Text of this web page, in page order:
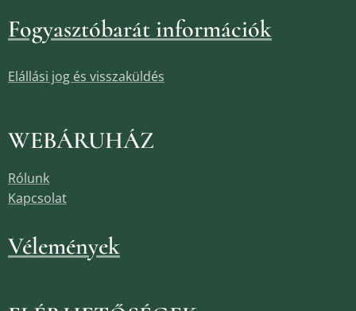
Fogyasztóbarát információk
Elállási jog és visszaküldés
WEBÁRUHÁZ
Rólunk
Kapcsolat
Vélemények